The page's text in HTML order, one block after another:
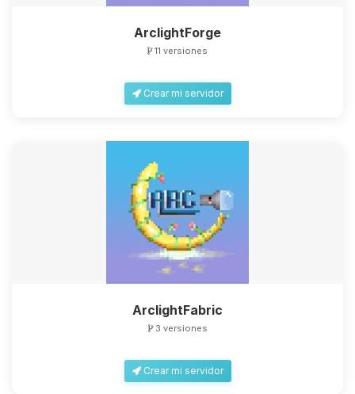
ArclightForge
11 versiones
Crear mi servidor
ArclightFabric
3 versiones
Crear mi servidor